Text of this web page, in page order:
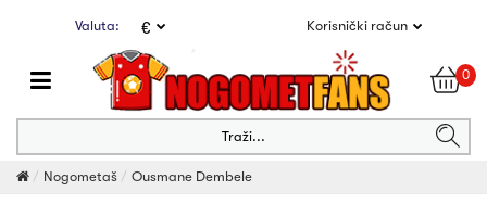
Valuta: € Korisnički račun
0
Traži...
Nogometaš Ousmane Dembele